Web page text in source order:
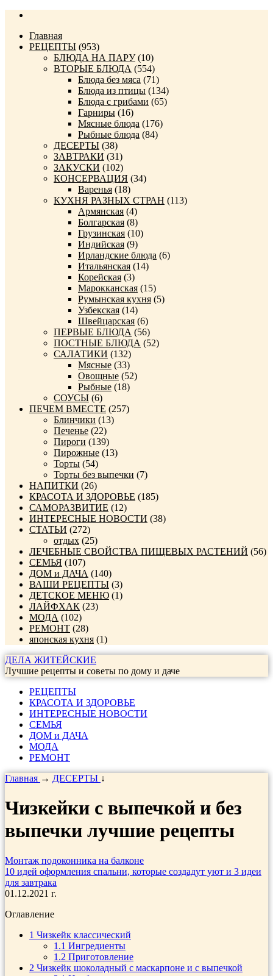
Главная
РЕЦЕПТЫ (953)
БЛЮДА НА ПАРУ(10)
ВТОРЫЕ БЛЮДА (554)
Блюда без мяса (71)
Блюда из птицы (134)
Блюда с грибами (65)
Гарниры (16)
Мясные блюда (176)
Рыбные блюда (84)
ДЕСЕРТЫ (38)
ЗАВТРАКИ (31)
ЗАКУСКИ (102)
КОНСЕРВАЦИЯ (34)
Варенья (18)
КУХНЯ РАЗНЫХ СТРАН (113)
Армянская (4)
Болгарская (8)
Грузинская (10)
Индийская (9)
Ирландские блюда (6)
Итальянская (14)
Корейская (3)
Марокканская (15)
Румынская кухня (5)
Узбекская (14)
Швейцарская (6)
ПЕРВЫЕ БЛЮДА (56)
ПОСТНЫЕ БЛЮДА (52)
САЛАТИКИ (132)
Мясные (33)
Овощные (52)
Рыбные (18)
СОУСЫ (6)
ПЕЧЕМ ВМЕСТЕ (257)
Блинчики (13)
Печенье (22)
Пироги (139)
Пирожные (13)
Торты (54)
Торты без выпечки (7)
НАПИТКИ (26)
КРАСОТА И ЗДОРОВЬЕ (185)
САМОРАЗВИТИЕ (12)
ИНТЕРЕСНЫЕ НОВОСТИ (38)
СТАТЬИ (272)
отдых (25)
ЛЕЧЕБНЫЕ СВОЙСТВА ПИЩЕВЫХ РАСТЕНИЙ (56)
СЕМЬЯ (107)
ДОМ и ДАЧА (140)
ВАШИ РЕЦЕПТЫ (3)
ДЕТСКОЕ МЕНЮ (1)
ЛАЙФХАК (23)
МОДА (102)
РЕМОНТ (28)
японская кухня (1)
ДЕЛА ЖИТЕЙСКИЕ
Лучшие рецепты и советы по дому и даче
РЕЦЕПТЫ
КРАСОТА И ЗДОРОВЬЕ
ИНТЕРЕСНЫЕ НОВОСТИ
СЕМЬЯ
ДОМ и ДАЧА
МОДА
РЕМОНТ
Главная → ДЕСЕРТЫ ↓
Чизкейки с выпечкой и без
выпечки лучшие рецепты
Монтаж подоконника на балконе
10 идей оформления спальни, которые создадут уют и 3 идеи
для завтрака
01.12.2021 г.
Оглавление
1 Чизкейк классический
1.1 Ингредиенты
1.2 Приготовление
2 Чизкейк шоколадный с маскарпоне и с выпечкой